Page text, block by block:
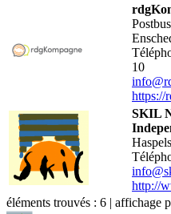
10
https://
SKIL
http://
éléments trouvés : 6 | affichage